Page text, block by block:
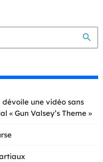
search
dévoile une vidéo sans
« Gun Valsey’s Theme »